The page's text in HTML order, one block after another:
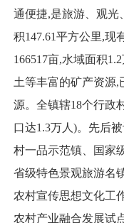
通便捷,是旅游、观光
积147.61平方公里,现
166517亩,水域面积
土等丰富的矿产资源,
源。全镇辖18个行政
口达1.3万人)。先后
村一品示范镇、国家
省级特色景观旅游名
农村宣传思想文化工
农村产业融合发展试